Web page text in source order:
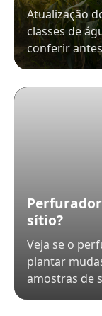
Atualização
classes de
conferir
Perfurador
sítio?
Veja se o
plantar
amostras de